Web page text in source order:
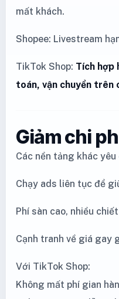
mất khách.
Shopee: Livestream
TikTok Shop: Tích hợp
toán, vận chuyển trên
Giảm chi
Các nền tảng khác yêu
Chạy ads liên tục để
Phí sàn cao, nhiều
Cạnh tranh về giá gay
Với TikTok Shop:
Không mất phí gian